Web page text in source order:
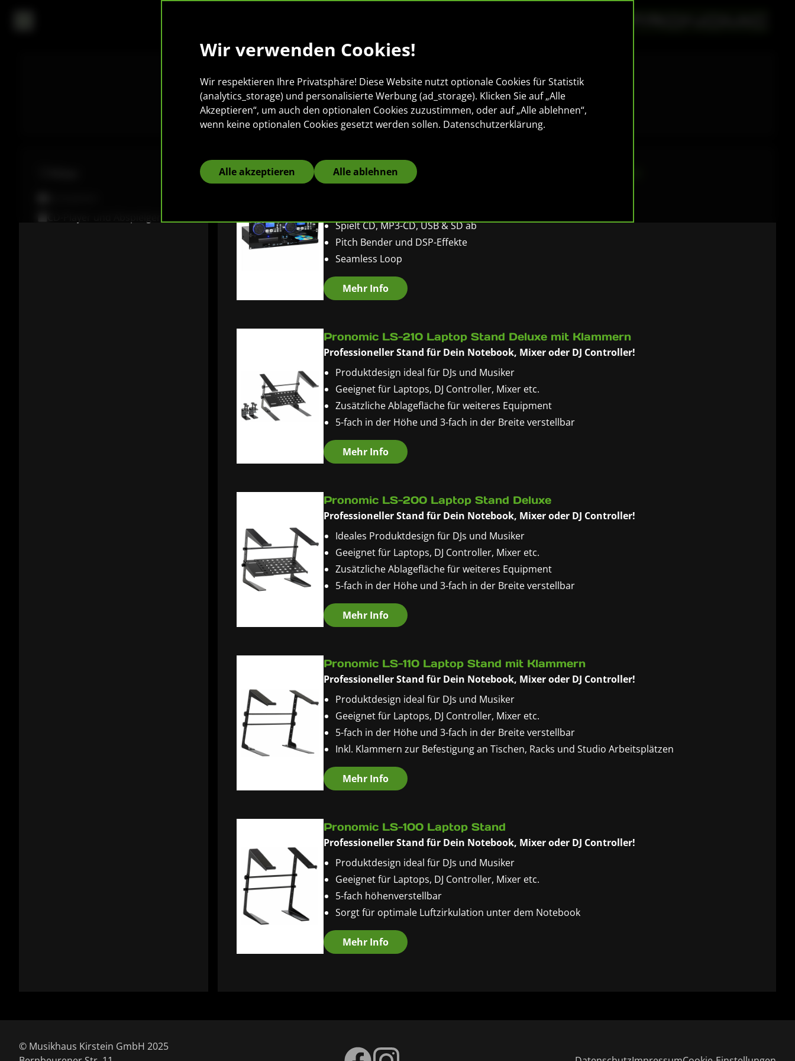
Wir verwenden Cookies!
Wir respektieren Ihre Privatsphäre! Diese Website nutzt optionale Cookies für Statistik
(analytics_storage) und personalisierte Werbung (ad_storage). Klicken Sie auf „Alle
Akzeptieren“, um auch den optionalen Cookies zuzustimmen, oder auf „Alle ablehnen“,
wenn keine optionalen Cookies gesetzt werden sollen. Datenschutzerklärung.
Alle akzeptieren Alle ablehnen
DJ-Equipment
Pronomic CDJ-230 Doppel DJ CD Player mit USB & SD
Spielt CD, MP3-CD, USB & SD ab
Pitch Bender und DSP-Effekte
Seamless Loop
ID3-Tag Unterstützung (Titelanzeige)
Rackfähiges 19"-Format
Mehr Info
Pronomic LS-210 Laptop Stand Deluxe mit Klammern
Professioneller Stand für Dein Notebook, Mixer oder DJ Controller!
Produktdesign ideal für DJs und Musiker
Geeignet für Laptops, DJ Controller, Mixer etc.
Zusätzliche Ablagefläche für weiteres Equipment
5-fach in der Höhe und 3-fach in der Breite verstellbar
Inkl. Klammern zur Befestigung an Tischen, Racks und Studio Arbeitsplätzen
Sorgt für optimale Luftzirkulation unter dem Notebook
Mehr Info
Pronomic LS-200 Laptop Stand Deluxe
Professioneller Stand für Dein Notebook, Mixer oder DJ Controller!
Ideales Produktdesign für DJs und Musiker
Geeignet für Laptops, DJ Controller, Mixer etc.
Zusätzliche Ablagefläche für weiteres Equipment
5-fach in der Höhe und 3-fach in der Breite verstellbar
Sorgt für optimale Luftzirkulation unter dem Notebook
Mehr Info
Pronomic LS-110 Laptop Stand mit Klammern
Professioneller Stand für Dein Notebook, Mixer oder DJ Controller!
Produktdesign ideal für DJs und Musiker
Geeignet für Laptops, DJ Controller, Mixer etc.
5-fach in der Höhe und 3-fach in der Breite verstellbar
Inkl. Klammern zur Befestigung an Tischen, Racks und Studio Arbeitsplätzen
Sorgt für optimale Luftzirkulation unter dem Notebook
Mehr Info
Pronomic LS-100 Laptop Stand
Professioneller Stand für Dein Notebook, Mixer oder DJ Controller!
Produktdesign ideal für DJs und Musiker
Geeignet für Laptops, DJ Controller, Mixer etc.
5-fach höhenverstellbar
Sorgt für optimale Luftzirkulation unter dem Notebook
Mehr Info
© Musikhaus Kirstein GmbH 2025